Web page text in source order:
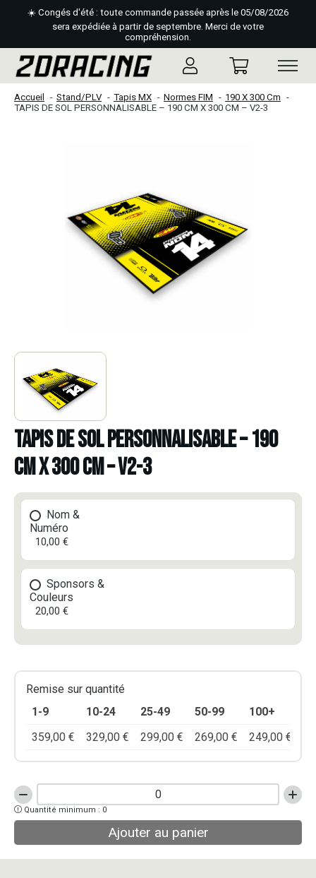
☀️ Congés d'été : toute commande passée après le 05/08/2026
sera expédiée à partir de septembre. Merci de votre
compréhension.
Accueil Stand/PLV Tapis MX Normes FIM
190 X 300 Cm
TAPIS DE SOL PERSONNALISABLE – 190 CM X 300 CM – V2-3
TAPIS DE SOL PERSONNALISABLE – 190
CM X 300 CM – V2-3
Nom &
Numéro
10,00 €
Sponsors &
Couleurs
20,00 €
Remise sur quantité
1-9
10-24 25-49 50-99
100+
359,00 € 329,00 € 299,00 € 269,00 € 249,00 €
quantité
de
TAPIS
DE
Quantité minimum : 0
Ajouter au panier